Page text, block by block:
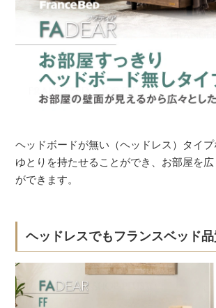
ヘッドボードが無い（ヘッドレス）タイ
ゆとりを持たせることができ、お部屋を
ができます。
ヘッドレスでもフランスベッド